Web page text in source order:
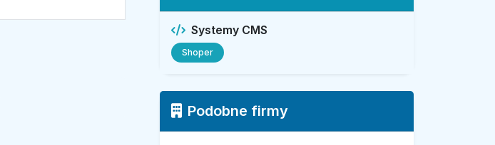
Systemy CMS
Shoper
Podobne firmy